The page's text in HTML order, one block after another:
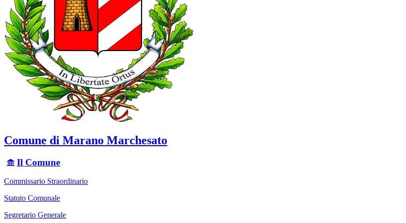
Comune di Marano Marchesato
Il Comune
Commissario Straordinario
Statuto Comunale
Segretario Generale